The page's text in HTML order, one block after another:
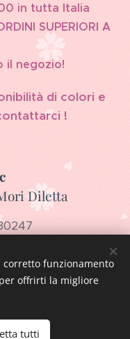
in tutta Italia
SUPERIORI A
il negozio!
di colori e
!
Diletta
Camisano Vicentino
corretto funzionamento
offrirti la migliore
tutti